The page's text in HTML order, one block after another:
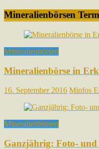
Mineralienbörsen
Mineralienbörsen
Mineralienbörse in
16. September 2016 Minfos
Mineralienbörsen
Ganzjährig: Foto- und